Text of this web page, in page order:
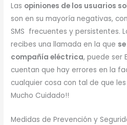
Las opiniones de los usuarios
son en su mayoría negativas,
SMS frecuentes y persistentes.
recibes una llamada en la que
compañía eléctrica, puede ser
cuentan que hay errores en la
cualquier cosa con tal de que
Mucho Cuidado!!
Medidas de Prevención y